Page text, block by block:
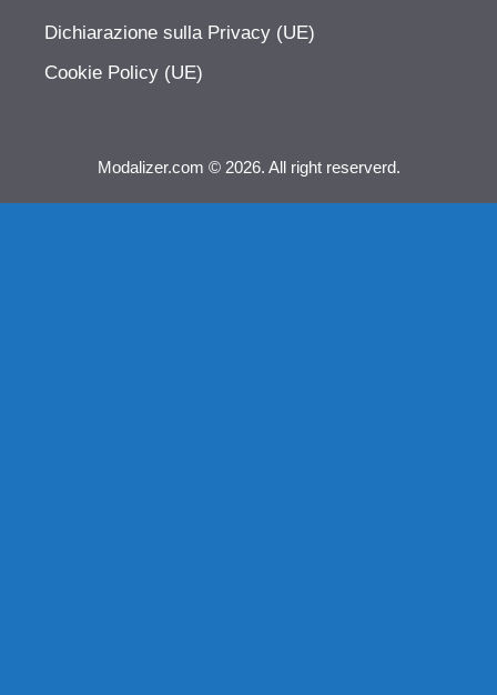
Dichiarazione sulla Privacy (UE)
Cookie Policy (UE)
Modalizer.com © 2026. All right reserverd.